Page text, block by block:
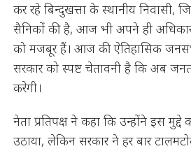
कर रहे बिन्दुखत्ता के स्थानीय निवासी,
सैनिकों की है, आज भी अपने ही
को मजबूर हैं। आज की ऐतिहासिक
सरकार को स्पष्ट चेतावनी है कि अब
करेगी।
नेता प्रतिपक्ष ने कहा कि उन्होंने इस
उठाया, लेकिन सरकार ने हर बार